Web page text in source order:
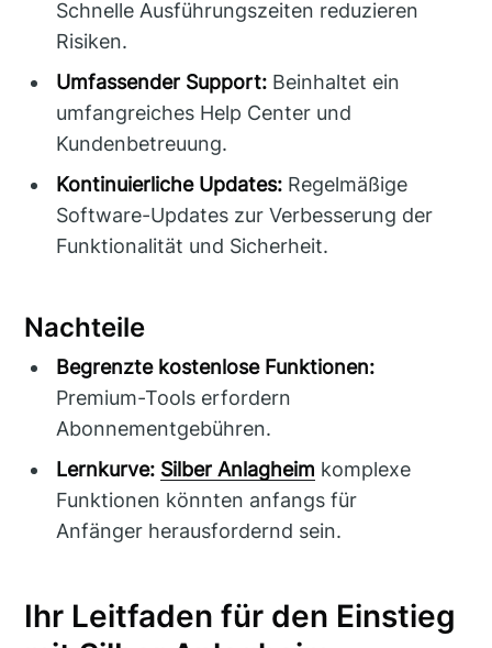
Schnelle Ausführungszeiten reduzieren
Risiken.
Umfassender Support: Beinhaltet ein
umfangreiches Help Center und
Kundenbetreuung.
Kontinuierliche Updates: Regelmäßige
Software-Updates zur Verbesserung der
Funktionalität und Sicherheit.
Nachteile
Begrenzte kostenlose Funktionen:
Premium-Tools erfordern
Abonnementgebühren.
Lernkurve: Silber Anlagheim komplexe
Funktionen könnten anfangs für
Anfänger herausfordernd sein.
Ihr Leitfaden für den Einstieg